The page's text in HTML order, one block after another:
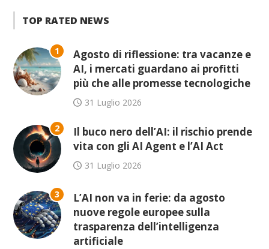
TOP RATED NEWS
1
Agosto di riflessione: tra vacanze e
AI, i mercati guardano ai profitti
più che alle promesse tecnologiche
31 Luglio 2026
2
Il buco nero dell’AI: il rischio prende
vita con gli AI Agent e l’AI Act
31 Luglio 2026
3
L’AI non va in ferie: da agosto
nuove regole europee sulla
trasparenza dell’intelligenza
artificiale